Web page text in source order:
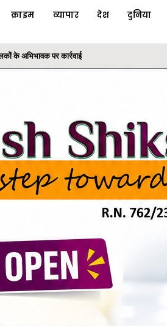
क्राइम व्यापार देश दुनिया
के अभिभावक पर कार्रवाई
आरोपी गिरफ्तार, 'ऑपरेशन क्लीन हंट' के तहत...
राज्यपाल श्री रमेन डेका
में लगाया बादाम का पौधा
आयोजित